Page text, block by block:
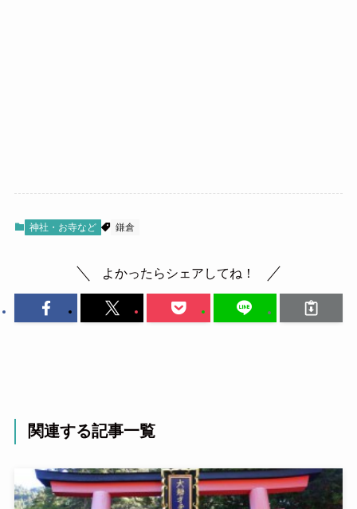
神社・お寺など 鎌倉
よかったらシェアしてね！
関連する記事一覧